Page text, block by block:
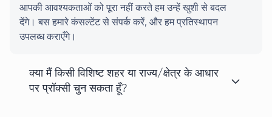
आपकी आवश्यकताओं को पूरा नहीं करते हम उन्हें खुशी से बदल
देंगे। बस हमारे कंसल्टेंट से संपर्क करें, और हम प्रतिस्थापन
उपलब्ध कराएँगे।
क्या मैं किसी विशिष्ट शहर या राज्य/क्षेत्र के आधार
पर प्रॉक्सी चुन सकता हूँ?